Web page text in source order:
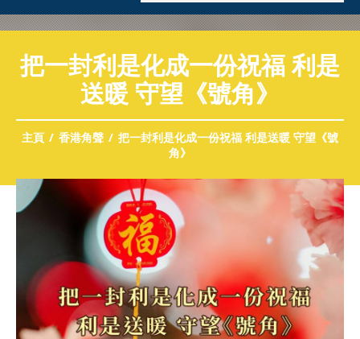
把一封利是化成一份祝福 利是
送暖 守望《號角》
主頁 香港角聲
把一封利是化成一份祝福 利是送暖 守望《號
角》